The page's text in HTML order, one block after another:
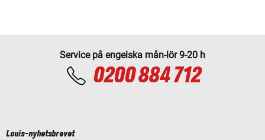
Service på engelska mån-lör 9-20 h
0200 884 712
Louis-nyhetsbrevet